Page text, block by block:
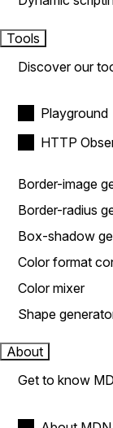
Tools
Discover our
Playground
HTTP
Border-image
Border-radius
Box-shadow
Color format
Color mixer
Shape
About
Get to know